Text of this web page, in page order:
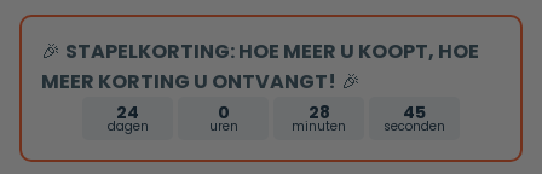
greeps
bediening
inclusief
inbouwdeel
🎉 STAPELKORTING: HOE MEER U KOOPT, HOE
MEER KORTING U ONTVANGT! 🎉
24
dagen
0
uren
28
minuten
44
seconden